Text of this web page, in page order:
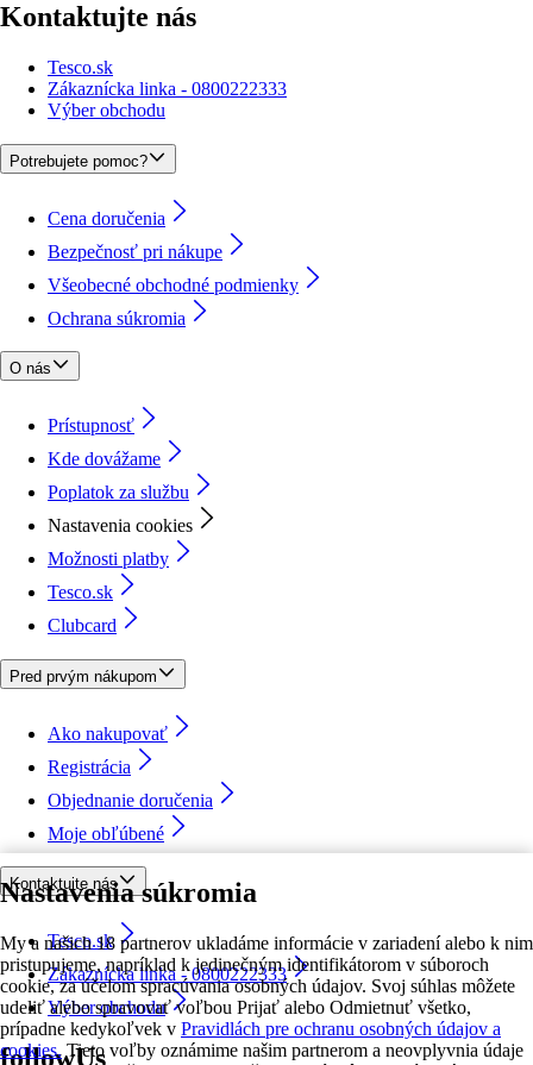
Nastavenia súkromia
My a našich 18 partnerov ukladáme informácie v zariadení alebo k nim
pristupujeme, napríklad k jedinečným identifikátorom v súboroch
cookie, za účelom spracúvania osobných údajov. Svoj súhlas môžete
udeliť alebo spravovať voľbou Prijať alebo Odmietnuť všetko,
prípadne kedykoľvek v Pravidlách pre ochranu osobných údajov a
cookies. Tieto voľby oznámime našim partnerom a neovplyvnia údaje
Kontaktujte nás
Tesco.sk
Zákaznícka linka - 0800222333
Výber obchodu
Potrebujete pomoc?
Cena doručenia
Bezpečnosť pri nákupe
Všeobecné obchodné podmienky
Ochrana súkromia
O nás
Prístupnosť
Kde dovážame
Poplatok za službu
Nastavenia cookies
Možnosti platby
Tesco.sk
Clubcard
Pred prvým nákupom
Ako nakupovať
Registrácia
Objednanie doručenia
Moje obľúbené
Kontaktujte nás
Tesco.sk
Zákaznícka linka - 0800222333
Výber obchodu
followUs